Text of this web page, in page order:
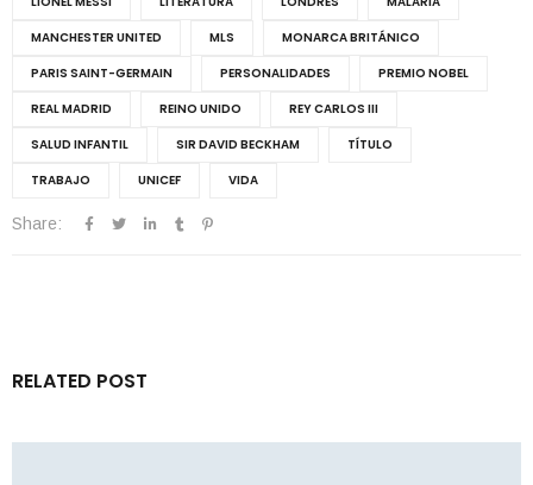
MANCHESTER UNITED
MLS
MONARCA BRITÁNICO
PARIS SAINT-GERMAIN
PERSONALIDADES
PREMIO NOBEL
REAL MADRID
REINO UNIDO
REY CARLOS III
SALUD INFANTIL
SIR DAVID BECKHAM
TÍTULO
TRABAJO
UNICEF VIDA
Share:
RELATED POST